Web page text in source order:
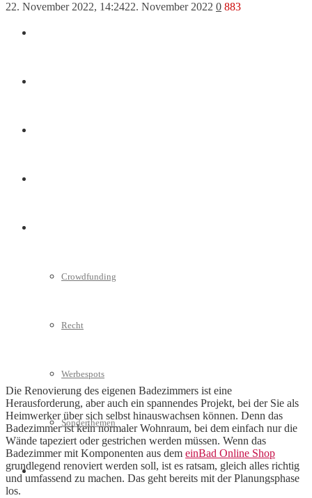
Crowdfunding
Recht
Werbespots
Sonderthemen
Geschäftskonto eröffnen
22. November 2022, 14:2422. November 2022 0 883
Die Renovierung des eigenen Badezimmers ist eine
Herausforderung, aber auch ein spannendes Projekt, bei der Sie als
Heimwerker über sich selbst hinauswachsen können. Denn das
Badezimmer ist kein normaler Wohnraum, bei dem einfach nur die
Wände tapeziert oder gestrichen werden müssen. Wenn das
Badezimmer mit Komponenten aus dem einBad Online Shop
grundlegend renoviert werden soll, ist es ratsam, gleich alles richtig
und umfassend zu machen. Das geht bereits mit der Planungsphase
los.